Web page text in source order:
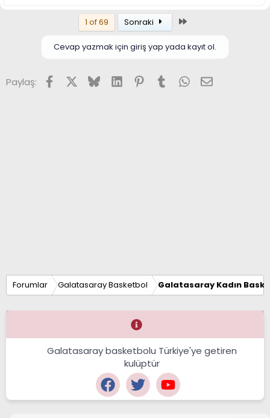
1 of 69 Sonraki
Cevap yazmak için giriş yap yada kayıt ol.
Paylaş: FacebookX (Twitter)
BlueskyLinkedInPinterest
TumblrWhatsApp
E-posta
Forumlar Galatasaray Basketbol Galatasaray Kadın
Galatasaray basketbolu Türkiye'ye getiren
kulüptür